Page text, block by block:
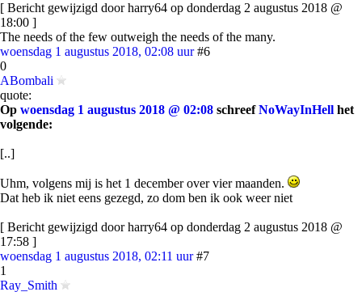
[ Bericht gewijzigd door harry64 op donderdag 2 augustus 2018 @
18:00 ]
The needs of the few outweigh the needs of the many.
woensdag 1 augustus 2018, 02:08 uur #6
0
ABombali
quote:
Op woensdag 1 augustus 2018 @ 02:08 schreefNoWayInHell het
volgende:
[..]
Uhm, volgens mij is het 1 december over vier maanden.
Dat heb ik niet eens gezegd, zo dom ben ik ook weer niet
[ Bericht gewijzigd door harry64 op donderdag 2 augustus 2018 @
17:58 ]
woensdag 1 augustus 2018, 02:11 uur #7
1
Ray_Smith